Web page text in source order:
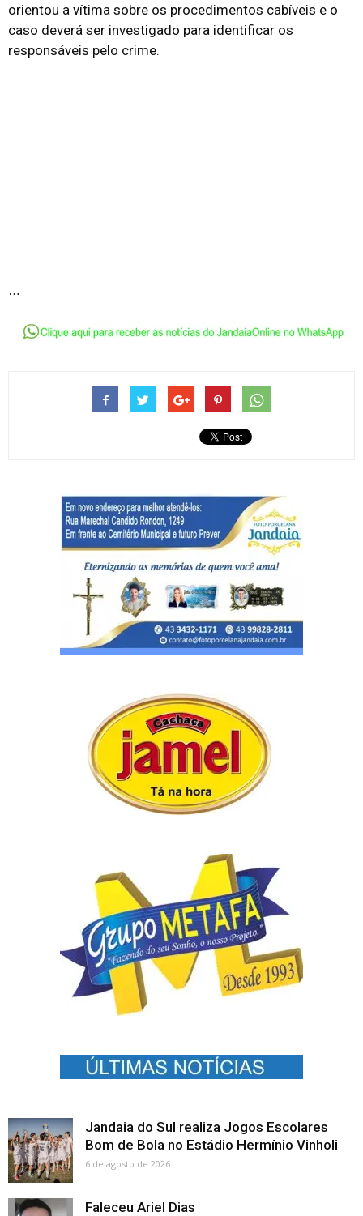
orientou a vítima sobre os procedimentos cabíveis e o
caso deverá ser investigado para identificar os
responsáveis pelo crime.
…
Jandaia do Sul realiza Jogos Escolares
Bom de Bola no Estádio Hermínio Vinholi
6 de agosto de 2026
Faleceu Ariel Dias